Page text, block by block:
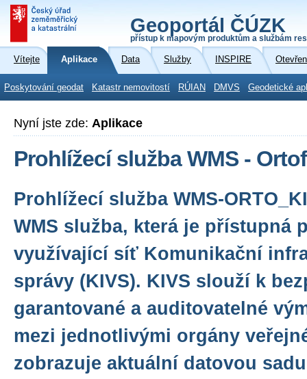
Geoportál ČÚZK
přístup k mapovým produktům a službám
Vítejte Aplikace Data Služby INSPIRE
Poskytování geodat Katastr nemovitostí RÚIAN DMVS Geodetické
Nyní jste zde: Aplikace
Prohlížecí služba WMS -
Prohlížecí služba WMS-
WMS služba, která je přístupná
využívající síť Komunikační
správy (KIVS). KIVS slouží k
garantované a auditovatelné
mezi jednotlivými orgány
zobrazuje aktuální datovou